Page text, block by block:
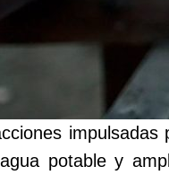
potable y